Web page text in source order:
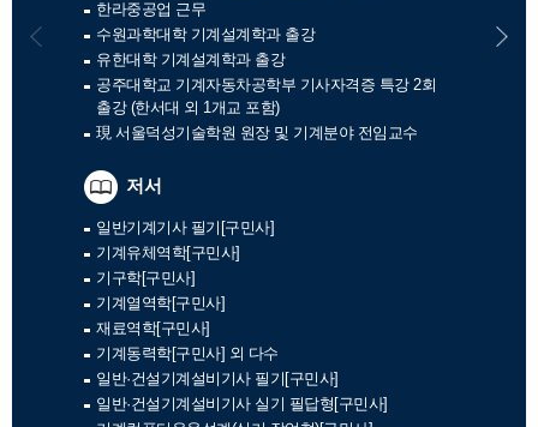
한라중공업 근무
수원과학대학 기계설계학과 출강
유한대학 기계설계학과 출강
공주대학교 기계자동차공학부 기사자격증 특강 2회
출강 (한서대 외 1개교 포함)
現 서울덕성기술학원 원장 및 기계분야 전임교수
저서
일반기계기사 필기[구민사]
기계유체역학[구민사]
기구학[구민사]
기계열역학[구민사]
재료역학[구민사]
기계동력학[구민사] 외 다수
일반·건설기계설비기사 필기[구민사]
일반·건설기계설비기사 실기 필답형[구민사]